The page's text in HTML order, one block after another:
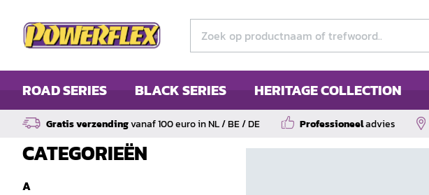
ROAD SERIES BLACK SERIES HERITAGE COLLECTION
Gratis verzendingvanaf 100 euro in NL / BE / DE Professioneeladvies
CATEGORIEËN
A